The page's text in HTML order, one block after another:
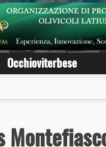
Occhioviterbese